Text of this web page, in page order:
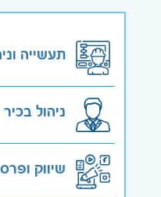
תעשייה
ניהול בכיר
שיווק